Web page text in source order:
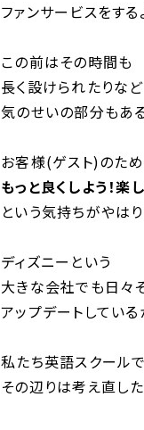
ファンサービスをする
この前はその時間も
長く設けられたりなど
気のせいの部分もあ
お客様(ゲスト)のた
もっと良くしよう！楽
という気持ちがやは
ディズニーという
大きな会社でも日々
アップデートしている
私たち英語スクール
その辺りは考え直した